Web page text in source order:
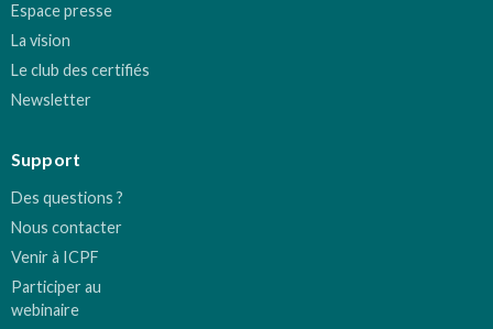
Espace presse
La vision
Le club des certifiés
Newsletter
Support
Des questions ?
Nous contacter
Venir à ICPF
Participer au
webinaire